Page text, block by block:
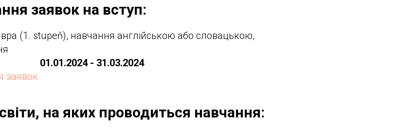
заявок на вступ:
(1. stupeň), навчання англійською або словацькою,
01.01.2024 - 31.03.2024
заявок
на яких проводиться навчання: